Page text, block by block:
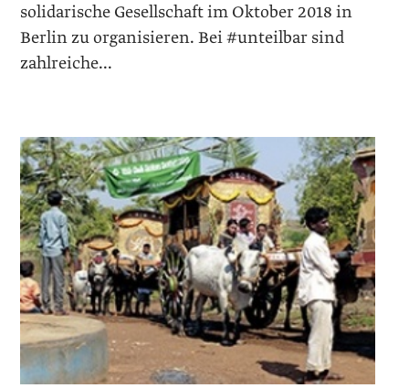
solidarische Gesellschaft im Oktober 2018 in
Berlin zu organisieren. Bei #unteilbar sind
zahlreiche...